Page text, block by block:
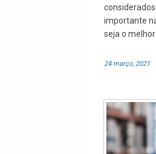
importante
seja o
24 março, 2021